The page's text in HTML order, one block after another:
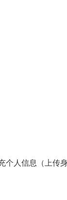
人信息（上传